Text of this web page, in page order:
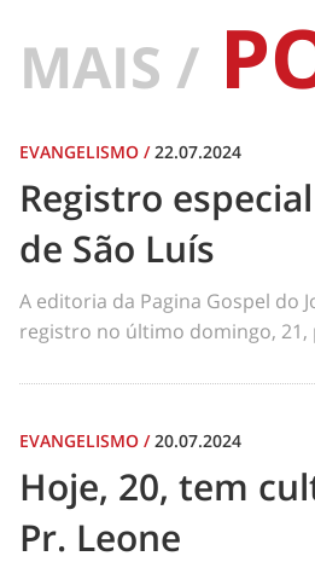
MAIS /
EVANGELISMO /22.07.2024
Registro
de São Luís
A editoria da Pagina Gospel do
registro no último domingo, 21,
EVANGELISMO /20.07.2024
Hoje, 20, tem
Pr. Leone